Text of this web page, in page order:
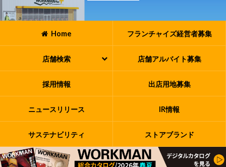
Home フランチャイズ経営者募集
店舗検索 店舗アルバイト募集
採用情報 出店用地募集
ニュースリリース IR情報
サステナビリティ ストアブランド